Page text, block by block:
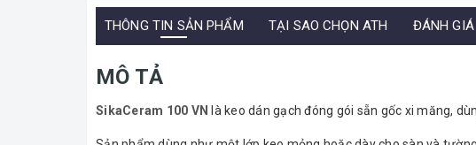
THÔNG TIN SẢN PHẨM TẠI SAO CHỌN ATH ĐÁNH GIÁ
MÔ TẢ
SikaCeram 100 VN là keo dán gạch đóng gói sẵn gốc xi măng,